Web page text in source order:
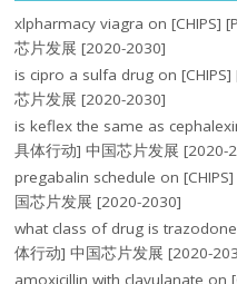
xlpharmacy viagra on[CHIPS]
芯片发展 [2020-2030]
is cipro a sulfa drug on
芯片发展 [2020-2030]
is keflex the same as
具体行动] 中国芯片发展 [2020-
pregabalin schedule on
国芯片发展 [2020-2030]
what class of drug is trazodone
体行动] 中国芯片发展 [2020-
amoxicillin with clavulanate on